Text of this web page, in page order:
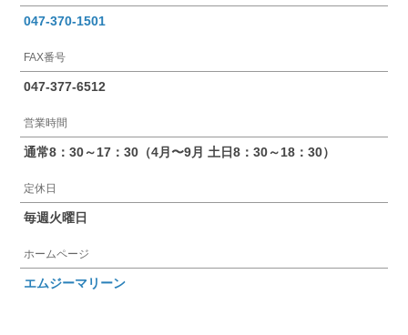
047-370-1501
FAX番号
047-377-6512
営業時間
通常8：30～17：30（4月〜9月 土日8：30～18：30）
定休日
毎週火曜日
ホームページ
エムジーマリーン